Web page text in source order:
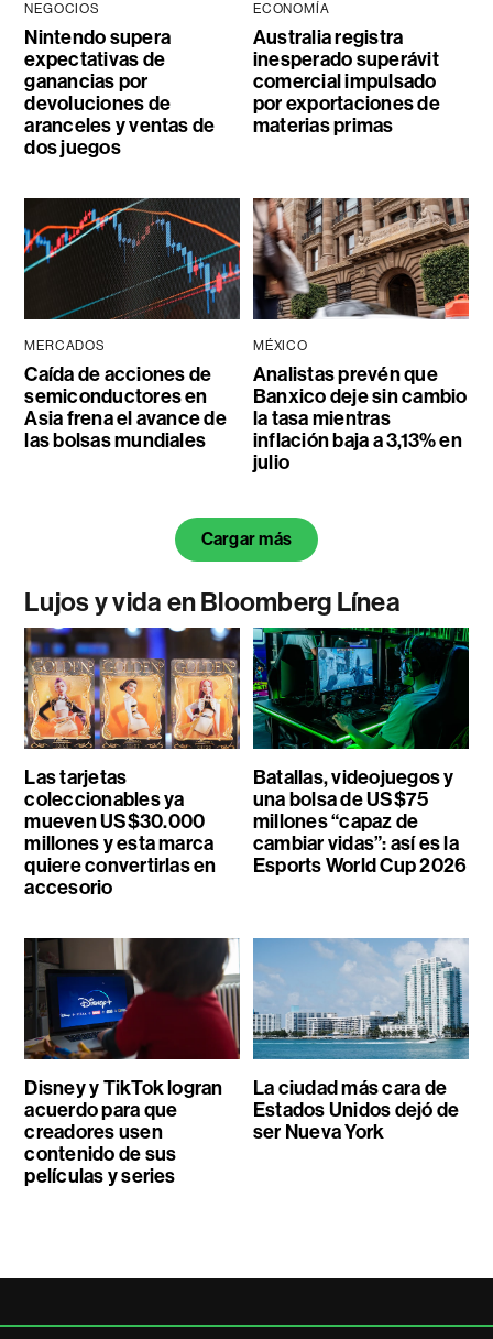
NEGOCIOS
Nintendo supera
expectativas de
ganancias por
devoluciones de
aranceles y ventas de
dos juegos
ECONOMÍA
Australia registra
inesperado superávit
comercial impulsado
por exportaciones de
materias primas
MERCADOS
Caída de acciones de
semiconductores en
Asia frena el avance de
las bolsas mundiales
MÉXICO
Analistas prevén que
Banxico deje sin cambio
la tasa mientras
inflación baja a 3,13% en
julio
Cargar más
Lujos y vida en Bloomberg Línea
Las tarjetas
coleccionables ya
mueven US$30.000
millones y esta marca
quiere convertirlas en
accesorio
Batallas, videojuegos y
una bolsa de US$75
millones “capaz de
cambiar vidas”: así es la
Esports World Cup 2026
Disney y TikTok logran
acuerdo para que
creadores usen
contenido de sus
películas y series
La ciudad más cara de
Estados Unidos dejó de
ser Nueva York